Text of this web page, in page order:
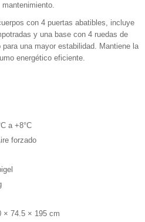
con 4 puertas abatibles, incluye
y una base con 4 ruedas de
una mayor estabilidad. Mantiene la
energético eficiente.
a +8°C
forzado
× 74.5 × 195 cm